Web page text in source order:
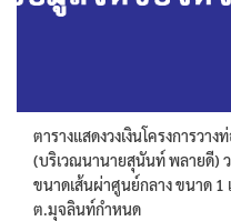
ตารางแสดงวงเงินโครงการว
(บริเวณนานายสุนันท์ พลายดี)
ขนาดเส้นผ่าศูนย์กลาง ขนาด
ต.มุจลินท์กำหนด